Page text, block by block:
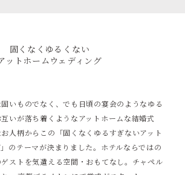
固くなくゆるくない
ットホームウェディング
固いものでなく、でも日頃の宴会のようなゆる
いが落ち着くようなアットホームな結婚式
人柄からこの「固くなくゆるすぎないアット
のテーマが決まりました。ホテルならではの
ストを気遣える空間・おもてなし。チャペル